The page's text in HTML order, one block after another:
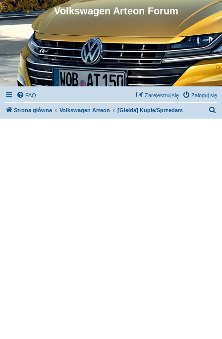
Volkswagen Arteon Forum
FAQ Zaloguj się
Zarejestruj się
Strona główna Volkswagen Arteon [Giełda] Kupię/Sprzedam